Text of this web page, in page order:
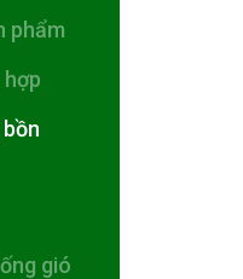
phẩm
hợp
gió